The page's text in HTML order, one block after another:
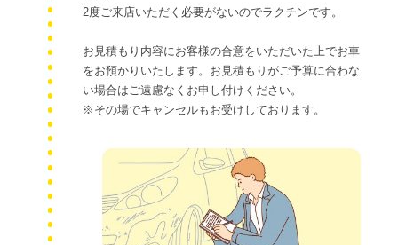
2度ご来店いただく必要がないのでラクチンです。
お見積もり内容にお客様の合意をいただいた上でお車
をお預かりいたします。お見積もりがご予算に合わな
い場合はご遠慮なくお申し付けください。
※その場でキャンセルもお受けしております。